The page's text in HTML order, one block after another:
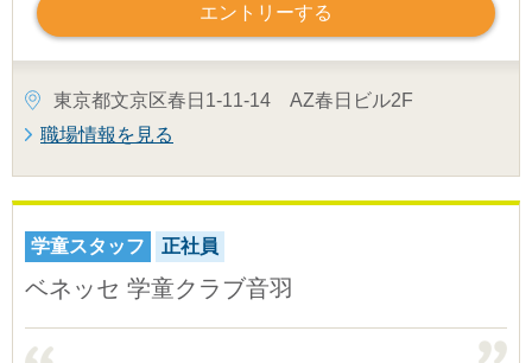
エントリーする
東京都文京区春日1-11-14 AZ春日ビル2F
職場情報を見る
学童スタッフ 正社員
ベネッセ 学童クラブ音羽